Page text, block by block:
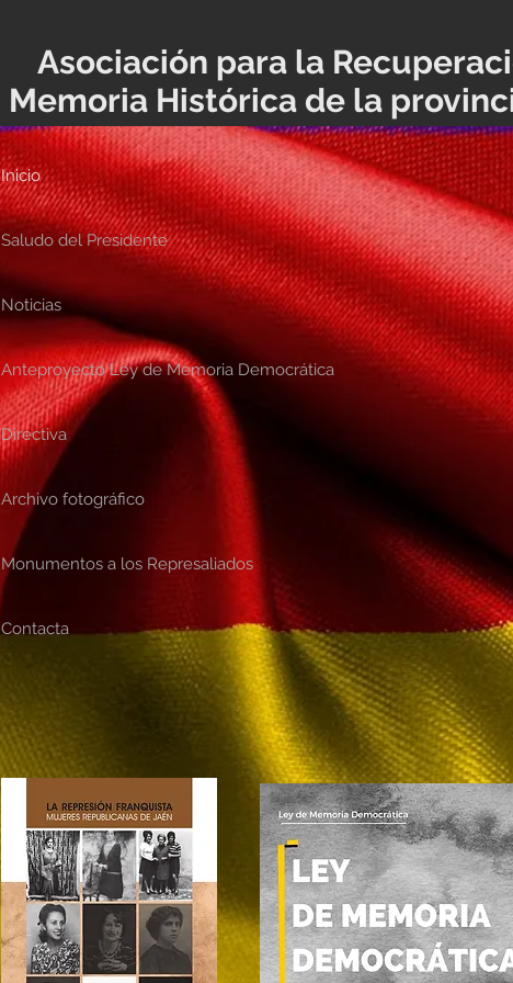
Asociación para la
Memoria Histórica de la
Inicio
Saludo del Presidente
Noticias
Anteproyecto Ley de Memoria Democrática
Directiva
Archivo fotográfico
Monumentos a los Represaliados
Contacta